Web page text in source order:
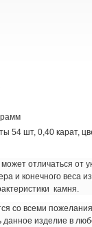
54 шт, 0,40 карат,
отличаться от
и конечного веса
камня.
со всеми
данное изделие в